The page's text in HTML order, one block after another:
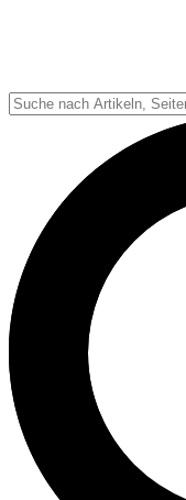
Punkte & Scoring
Strafen & Fouls
Schiedsrichter
Football Lexikon